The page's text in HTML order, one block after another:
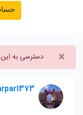
× دسترسی به